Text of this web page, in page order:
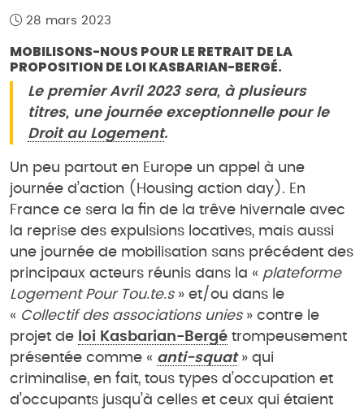
28 mars 2023
MOBILISONS-NOUS POUR LE RETRAIT DE LA
PROPOSITION DE LOI KASBARIAN-BERGÉ.
Le premier Avril 2023 sera, à plusieurs
titres, une journée exceptionnelle pour le
Droit au Logement.
Un peu partout en Europe un appel à une
journée d’action (Housing action day). En
France ce sera la fin de la trêve hivernale avec
la reprise des expulsions locatives, mais aussi
une journée de mobilisation sans précédent des
principaux acteurs réunis dans la « plateforme
Logement Pour Tou.te.s» et/ou dans le
« Collectif des associations unies» contre le
projet de loi Kasbarian-Bergé trompeusement
présentée comme « anti-squat» qui
criminalise, en fait, tous types d’occupation et
d’occupants jusqu’à celles et ceux qui étaient